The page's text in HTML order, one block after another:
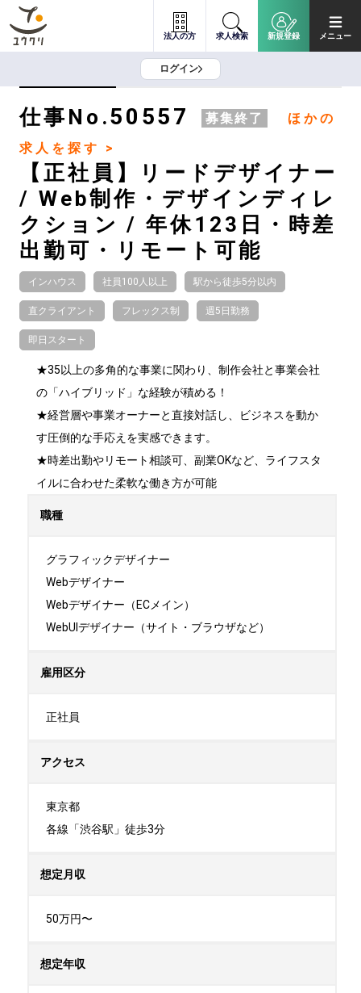
法人の方 求人検索 新規登録 メニュー
ログイン
仕事No.50557 募集終了
ほかの
求人を探す >
【正社員】リードデザイナー
/ Web制作・デザインディレ
クション / 年休123日・時差
出勤可・リモート可能
インハウス 社員100人以上 駅から徒歩5分以内
直クライアント フレックス制 週5日勤務
即日スタート
★35以上の多角的な事業に関わり、制作会社と事業会社
の「ハイブリッド」な経験が積める！
★経営層や事業オーナーと直接対話し、ビジネスを動か
す圧倒的な手応えを実感できます。
★時差出勤やリモート相談可、副業OKなど、ライフスタ
イルに合わせた柔軟な働き方が可能
職種
グラフィックデザイナー
Webデザイナー
Webデザイナー（ECメイン）
WebUIデザイナー（サイト・ブラウザなど）
雇用区分
正社員
アクセス
東京都
各線「渋谷駅」徒歩3分
想定月収
50万円〜
想定年収